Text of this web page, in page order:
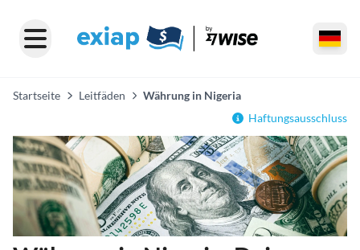
Startseite Leitfäden
Währung in Nigeria
Haftungsausschluss